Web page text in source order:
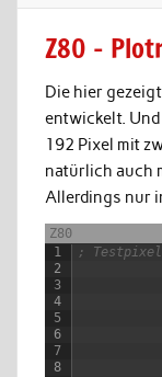
Z80 –
Die hier
entwickelt.
192 Pixel mit
natürlich auch
Allerdings nur
Z80
1
2
3
4
5
6
7
8
;